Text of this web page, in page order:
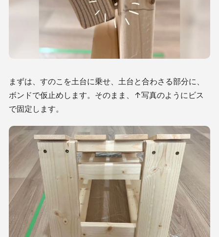
まずは、すのこを土台に乗せ、土台と合わさる部分に、
ボンドで仮止めします。そのまま、↑写真のようにビス
で固定します。